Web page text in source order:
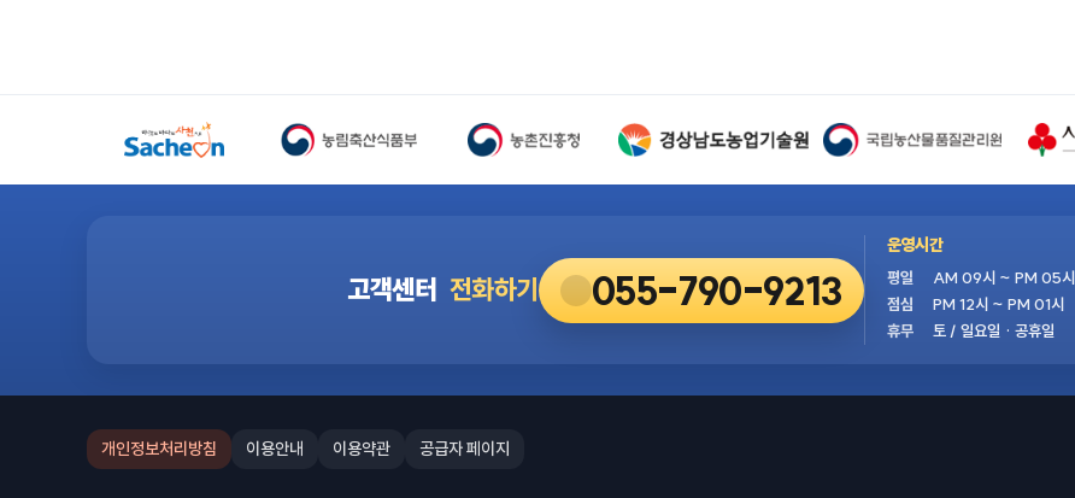
고객센터 전화하기 055-790-9213
운영시간
평일
AM 09시 ~ PM 05시
점심
PM 12시 ~ PM 01시
휴무
토 / 일요일 · 공휴일
개인정보처리방침 이용안내 이용약관 공급자 페이지